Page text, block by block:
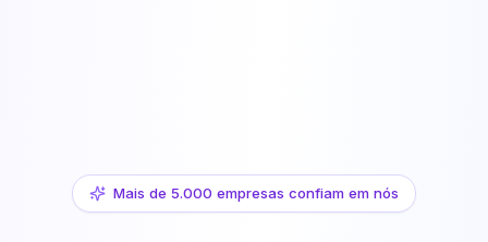
Mais de 5.000 empresas confiam em nós